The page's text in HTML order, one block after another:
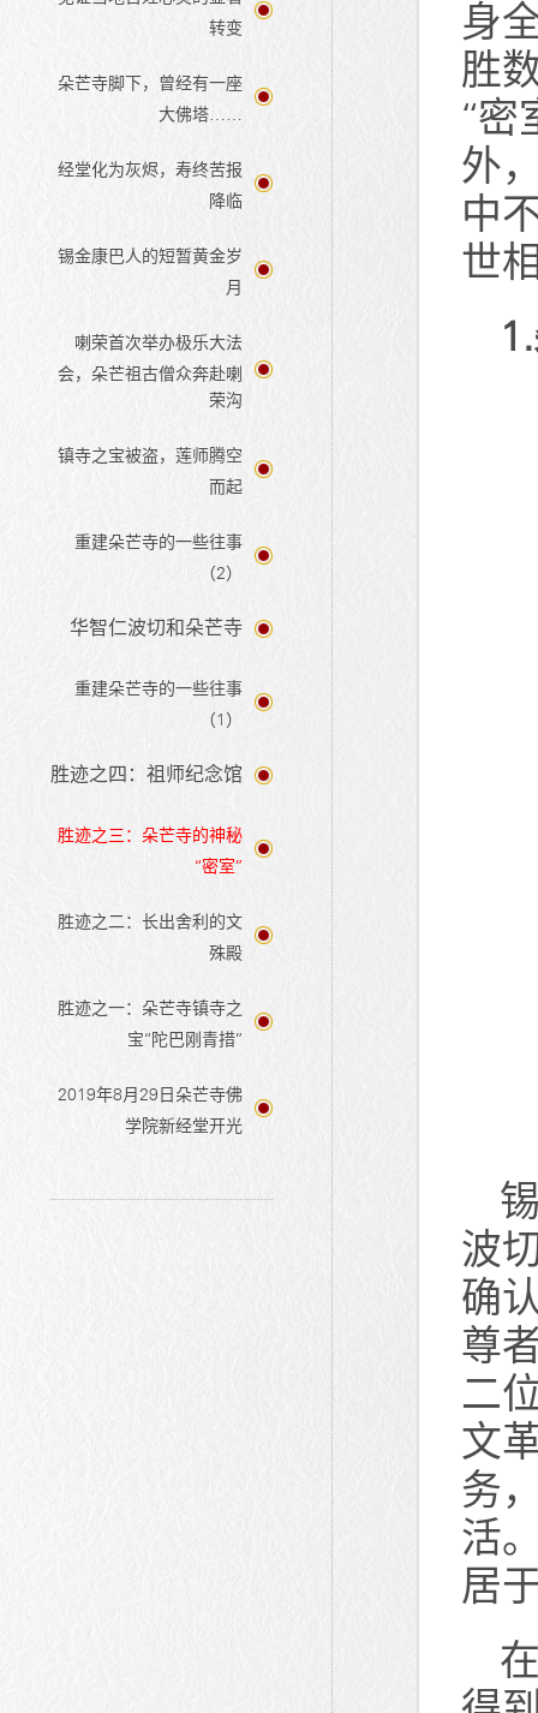
身
胜
“密
外
中
世
波
确
尊
二
文
务
活
居
转变
朵芒寺脚下，曾经有一座
大佛塔……
经堂化为灰烬，寿终苦报
降临
锡金康巴人的短暂黄金岁
月
喇荣首次举办极乐大法
会，朵芒祖古僧众奔赴喇
荣沟
镇寺之宝被盗，莲师腾空
而起
重建朵芒寺的一些往事
（2）
华智仁波切和朵芒寺
重建朵芒寺的一些往事
（1）
胜迹之四：祖师纪念馆
胜迹之三：朵芒寺的神秘
“密室”
胜迹之二：长出舍利的文
殊殿
胜迹之一：朵芒寺镇寺之
宝“陀巴刚青措”
2019年8月29日朵芒寺佛
学院新经堂开光